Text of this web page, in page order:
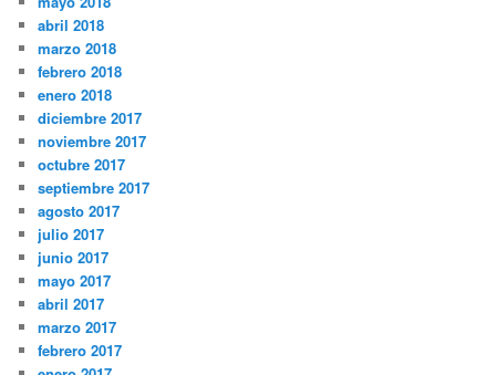
abril 2018
marzo 2018
febrero 2018
enero 2018
diciembre 2017
noviembre 2017
octubre 2017
septiembre 2017
agosto 2017
julio 2017
junio 2017
mayo 2017
abril 2017
marzo 2017
febrero 2017